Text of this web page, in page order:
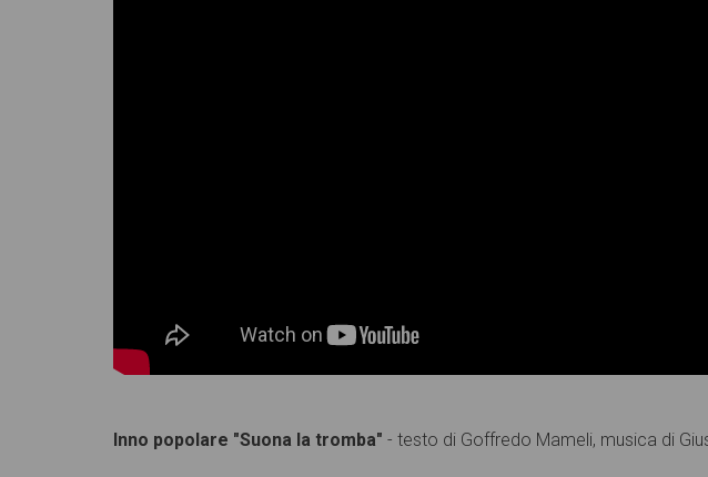
Inno popolare "Suona la tromba" - testo di Goffredo Mameli, musica di